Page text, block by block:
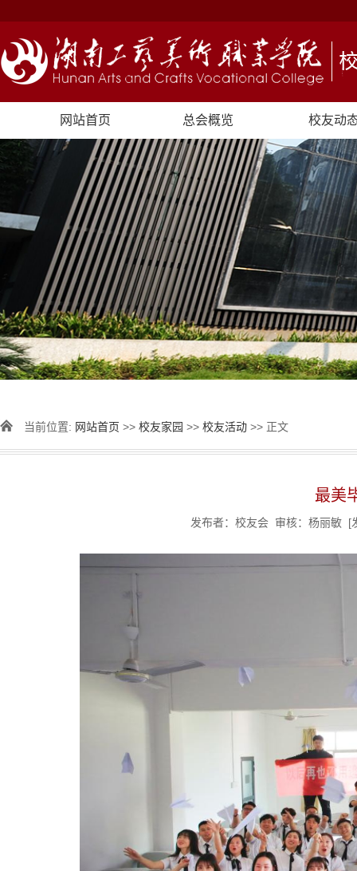
网站首页 总会概览 校友动
当前位置: 网站首页 >> 校友家园 >> 校友活动 >> 正文
最美
发布者：校友会 审核：杨丽敏